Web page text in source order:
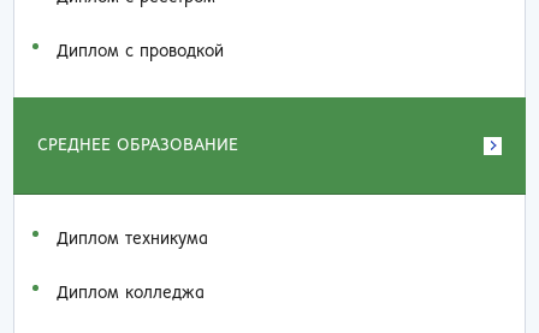
Диплом с проводкой
СРЕДНЕЕ ОБРАЗОВАНИЕ
Диплом техникума
Диплом колледжа